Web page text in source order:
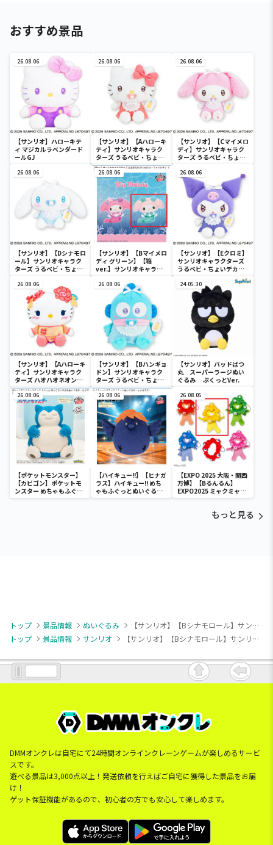
おすすめ景品
26.08.06
【サンリオ】ハローキテ
ィ マジカルラベンダード
ールGJ
26.08.06
【サンリオ】【Aハローキ
ティ】サンリオキャラク
ターズ うるベビ・ちょい
デカドール
26.08.06
【サンリオ】【Cマイメロ
ディ】サンリオキャラク
ターズ うるベビ・ちょい
26.08.06
【サンリオ】【Dシナモロ
ール】サンリオキャラク
ターズ うるベビ・ちょい
26.08.06
【サンリオ】【Bマイメロ
ディ グリーン】【箱
ver.】サンリオキャラク
SOFVIMATES～マイメロ
ディ マーメイドver. ～
26.08.06
【サンリオ】【Eクロミ】
サンリオキャラクターズ
うるベビ・ちょいデカド
26.08.06
【サンリオ】【Aハローキ
ティ】サンリオキャラク
ターズ ハオハオネオンタ
ウンドールBIGタイプ1
26.08.06
【サンリオ】【Bハンギョ
ドン】サンリオキャラク
ターズ うるベビ・ちょい
デカドール
24.05.30
【サンリオ】バッドばつ
丸 スーパーラージぬい
ぐるみ ぷくっとVer.
26.08.06
【ポケットモンスター】
【カビゴン】ポケットモ
ンスター めちゃもふぐっ
と ほっこりいやされぬい
26.08.06
【ハイキュー!!】【ヒナガ
ラス】ハイキュー!! めち
ゃもふぐっとぬいぐるみ
～ヒナガラス～
26.08.05
【EXPO 2025 大阪・関西
万博】【Bるんるん】
EXPO2025 ミャクミャク
カラフルゴム紐付きぬい
もっと見る
トップ 景品情報 ぬいぐるみ
【サンリオ】【Bシナモロール】サンリオキャラクターズ スイカマニアBIGぬいぐるみ
トップ
景品情報 サンリオ 【サンリオ】【Bシナモロール】サンリオキャラクターズ スイカマニアBIGぬいぐるみ
DMMオンクレは自宅にて24時間オンラインクレーンゲームが楽しめるサービ
スです。
遊べる景品は3,000点以上！発送依頼を行えばご自宅に獲得した景品をお届
け！
ゲット保証機能があるので、初心者の方でも安心して楽しめます。